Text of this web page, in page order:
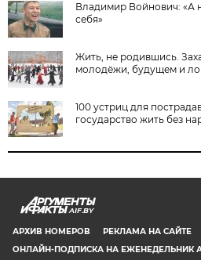
Владимир Войнович: «А
себя»
Жить, не родившись.
молодёжи, будущем и
100 устриц для
государство жить без
AIF.BY
АРХИВ НОМЕРОВ РЕКЛАМА НА САЙТЕ
ОНЛАЙН-ПОДПИСКА НА ЕЖЕНЕДЕЛЬНИК